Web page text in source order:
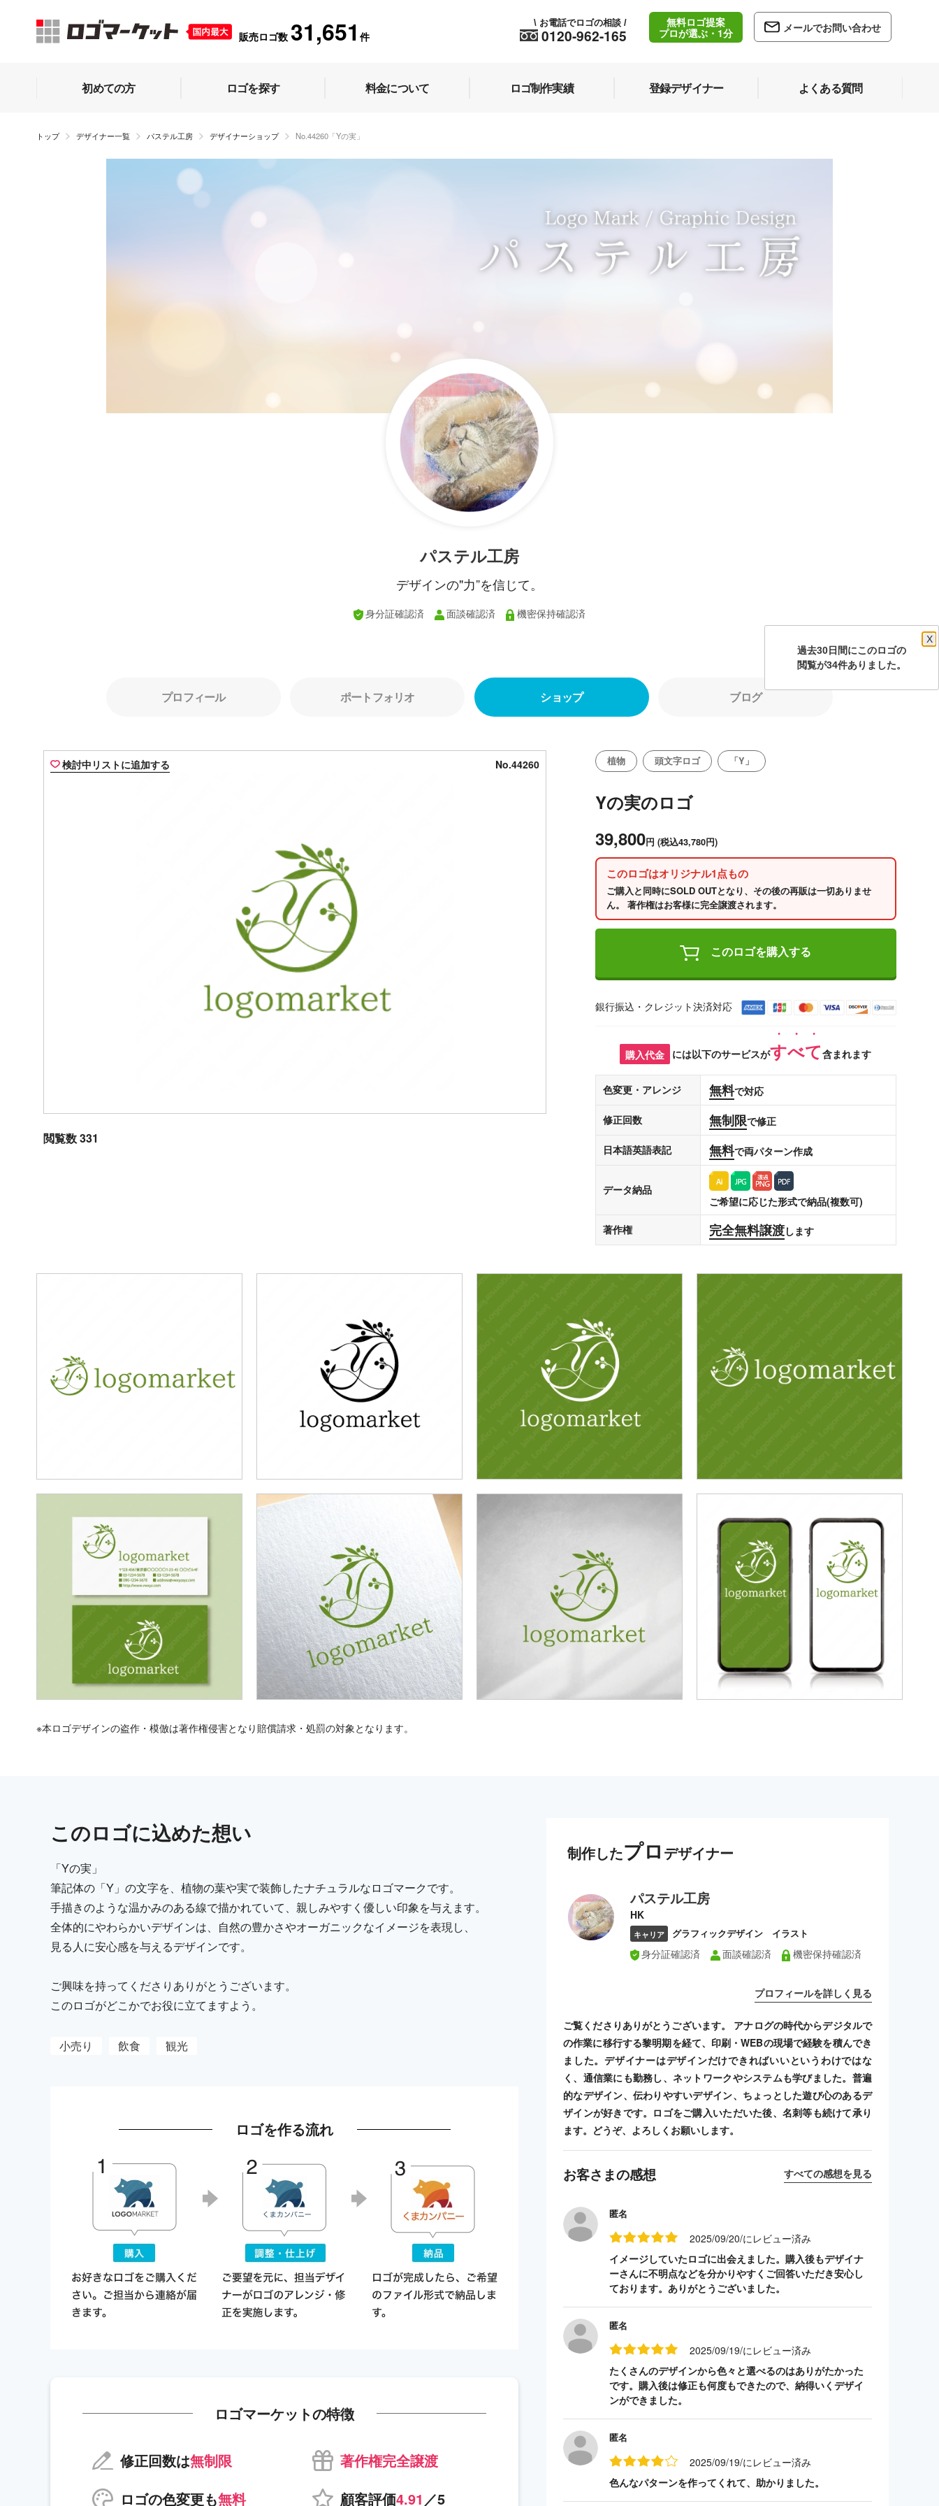
販売ロゴ数 31,651 件 0120-962-165
\ お電話でロゴの相談 /
無料ロゴ提案
プロが選ぶ・1分
メールでお問い合わせ
初めての方 ロゴを探す 料金について ロゴ制作実績 登録デザイナー よくある質問
トップ デザイナー一覧 パステル工房 デザイナーショップ No.44260「Yの実」
パステル工房
デザインの"力”を信じて。
身分証確認済 面談確認済 機密保持確認済
プロフィール ポートフォリオ ショップ ブログ
検討中リストに追加する No.44260
閲覧数 331
植物 頭文字ロゴ 「Y」
Yの実のロゴ
39,800円 (税込43,780円)
このロゴはオリジナル1点もの
ご購入と同時にSOLD OUTとなり、その後の再販は一切ありませ
ん。 著作権はお客様に完全譲渡されます。
このロゴを購入する
銀行振込・クレジット決済対応
購入代金 には以下のサービスがすべて含まれます
色変更・アレンジ 無料で対応
修正回数 無制限で修正
日本語英語表記 無料で両パターン作成
データ納品
ご希望に応じた形式で納品(複数可)
著作権
完全無料譲渡します
※本ロゴデザインの盗作・模倣は著作権侵害となり賠償請求・処罰の対象となります。
このロゴに込めた想い
「Yの実」
筆記体の「Y」の文字を、植物の葉や実で装飾したナチュラルなロゴマークです。
手描きのような温かみのある線で描かれていて、親しみやすく優しい印象を与えます。
全体的にやわらかいデザインは、自然の豊かさやオーガニックなイメージを表現し、
見る人に安心感を与えるデザインです。
ご興味を持ってくださりありがとうございます。
このロゴがどこかでお役に立てますよう。
小売り 飲食 観光
ロゴを作る流れ
ロゴマーケットの特徴
修正回数は無制限
著作権完全譲渡
ロゴの色変更も無料 顧客評価4.91 ／5
制作したプロ デザイナー
パステル工房
HK
キャリア グラフィックデザイン イラスト
身分証確認済 面談確認済 機密保持確認済
プロフィールを詳しく見る
ご覧くださりありがとうございます。 アナログの時代からデジタルで
の作業に移行する黎明期を経て、印刷・WEBの現場で経験を積んでき
ました。デザイナーはデザインだけできればいいというわけではな
く、通信業にも勤務し、ネットワークやシステムも学びました。普遍
的なデザイン、伝わりやすいデザイン、ちょっとした遊び心のあるデ
ザインが好きです。ロゴをご購入いただいた後、名刺等も続けて承り
ます。どうぞ、よろしくお願いします。
お客さまの感想 すべての感想を見る
匿名
2025/09/20/にレビュー済み
イメージしていたロゴに出会えました。購入後もデザイナ
ーさんに不明点などを分かりやすくご回答いただき安心し
ております。ありがとうございました。
匿名
2025/09/19/にレビュー済み
たくさんのデザインから色々と選べるのはありがたかった
です。購入後は修正も何度もできたので、納得いくデザイ
ンができました。
匿名
2025/09/19/にレビュー済み
色んなパターンを作ってくれて、助かりました。
過去30日間にこのロゴの
X
閲覧が34件ありました。